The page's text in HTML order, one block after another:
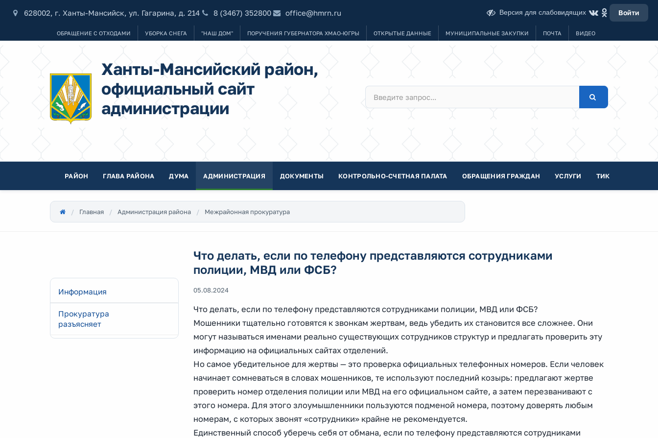
628002, г. Ханты-Мансийск, ул. Гагарина, д. 214 8 (3467) 352800 office@hmrn.ru Версия для слабовидящих Войти
ОБРАЩЕНИЕ С ОТХОДАМИ УБОРКА СНЕГА "НАШ ДОМ" ПОРУЧЕНИЯ ГУБЕРНАТОРА ХМАО-ЮГРЫ ОТКРЫТЫЕ ДАННЫЕ МУНИЦИПАЛЬНЫЕ ЗАКУПКИ ПОЧТА ВИДЕО
Ханты-Мансийский район,
официальный сайт
администрации
РАЙОН ГЛАВА РАЙОНА ДУМА АДМИНИСТРАЦИЯ ДОКУМЕНТЫ КОНТРОЛЬНО-СЧЕТНАЯ ПАЛАТА ОБРАЩЕНИЯ ГРАЖДАН УСЛУГИ ТИК
Главная Администрация района Межрайонная прокуратура
Информация
Прокуратура
разъясняет
Что делать, если по телефону представляются сотрудниками
полиции, МВД или ФСБ?
05.08.2024
Что делать, если по телефону представляются сотрудниками полиции, МВД или ФСБ?
Мошенники тщательно готовятся к звонкам жертвам, ведь убедить их становится все сложнее. Они
могут называться именами реально существующих сотрудников структур и предлагать проверить эту
информацию на официальных сайтах отделений.
Но самое убедительное для жертвы — это проверка официальных телефонных номеров. Если человек
начинает сомневаться в словах мошенников, те используют последний козырь: предлагают жертве
проверить номер отделения полиции или МВД на его официальном сайте, а затем перезванивают с
этого номера. Для этого злоумышленники пользуются подменой номера, поэтому доверять любым
номерам, с которых звонят «сотрудники» крайне не рекомендуется.
Единственный способ уберечь себя от обмана, если по телефону представляются сотрудниками